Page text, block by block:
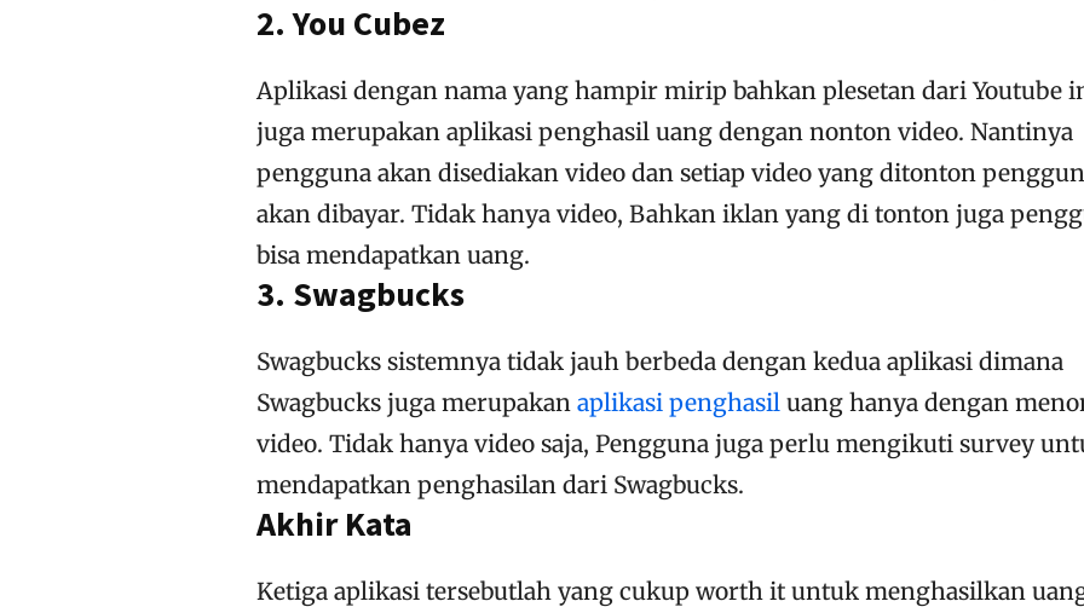
2. You Cubez
Aplikasi dengan nama yang hampir mirip bahkan plesetan dari Youtube
juga merupakan aplikasi penghasil uang dengan nonton video. Nantinya
pengguna akan disediakan video dan setiap video yang ditonton
akan dibayar. Tidak hanya video, Bahkan iklan yang di tonton juga
bisa mendapatkan uang.
3. Swagbucks
Swagbucks sistemnya tidak jauh berbeda dengan kedua aplikasi dimana
Swagbucks juga merupakan aplikasi penghasil uang hanya dengan
video. Tidak hanya video saja, Pengguna juga perlu mengikuti survey
mendapatkan penghasilan dari Swagbucks.
Akhir Kata
Ketiga aplikasi tersebutlah yang cukup worth it untuk menghasilkan